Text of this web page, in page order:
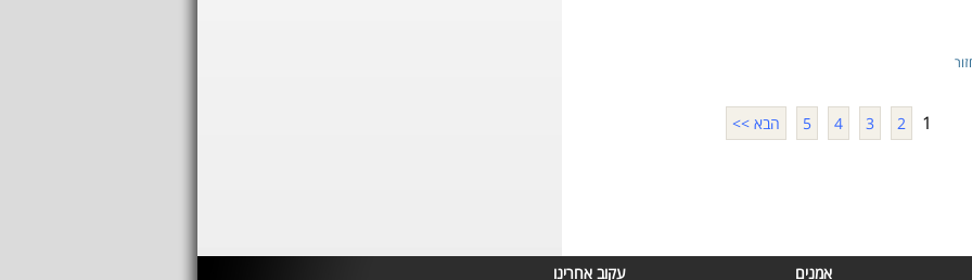
1
2
3
4
5 הבא >>
אמנים עקוב אחרינו